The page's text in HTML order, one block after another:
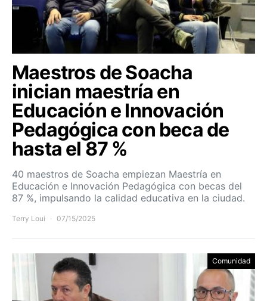
Maestros de Soacha
inician maestría en
Educación e Innovación
Pedagógica con beca de
hasta el 87 %
40 maestros de Soacha empiezan Maestría en
Educación e Innovación Pedagógica con becas del
87 %, impulsando la calidad educativa en la ciudad.
Terry Loui 07/15/2025
Comunidad